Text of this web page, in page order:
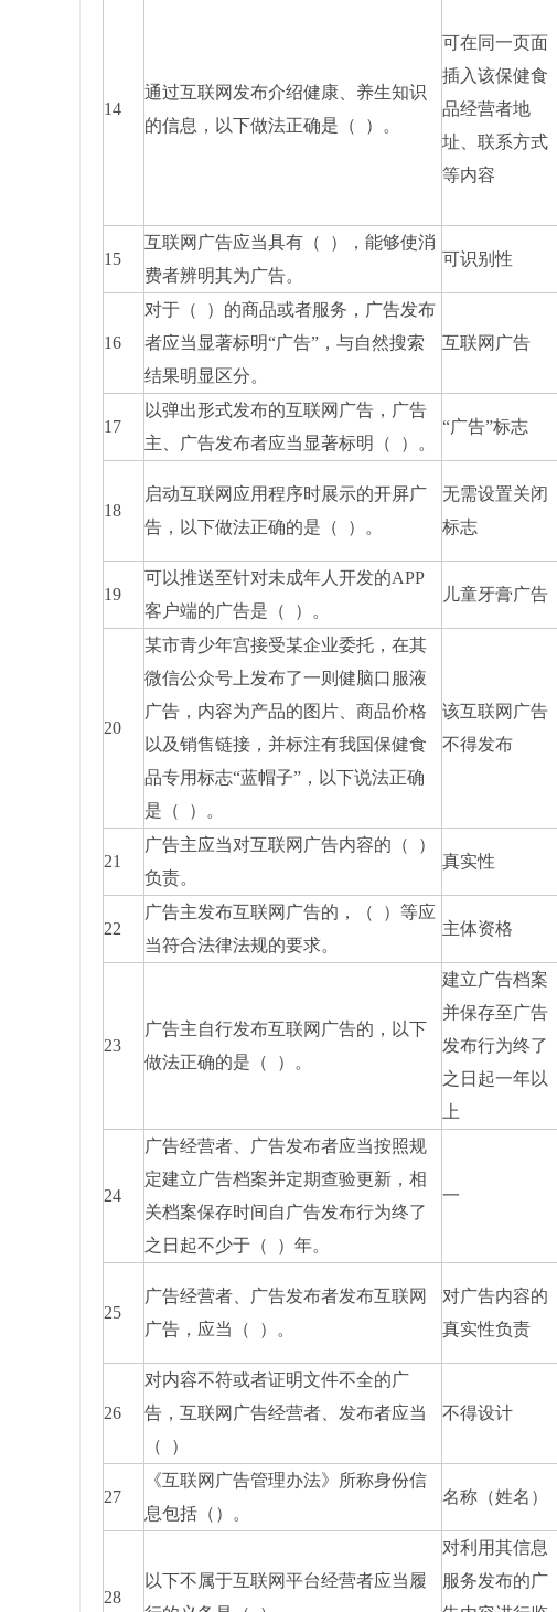
14
通过互联网发布介绍健康、养生知识
的信息，以下做法正确是（ ）。
可在同一页面
插入该保健食
品经营者地
址、联系方式
等内容
15
互联网广告应当具有（ ），能够使消
费者辨明其为广告。
可识别性
16
对于（ ）的商品或者服务，广告发布
者应当显著标明“广告”，与自然搜索
结果明显区分。
互联网广告
17
以弹出形式发布的互联网广告，广告
主、广告发布者应当显著标明（ ）。
“广告”标志
18
启动互联网应用程序时展示的开屏广
告，以下做法正确的是（ ）。
无需设置关闭
标志
19
可以推送至针对未成年人开发的APP
客户端的广告是（ ）。
儿童牙膏广告
20
某市青少年宫接受某企业委托，在其
微信公众号上发布了一则健脑口服液
广告，内容为产品的图片、商品价格
以及销售链接，并标注有我国保健食
品专用标志“蓝帽子”，以下说法正确
是（ ）。
该互联网广告
不得发布
21
广告主应当对互联网广告内容的（ ）
负责。
真实性
22
广告主发布互联网广告的，（ ）等应
当符合法律法规的要求。
主体资格
23
广告主自行发布互联网广告的，以下
做法正确的是（ ）。
建立广告档案
并保存至广告
发布行为终了
之日起一年以
上
24
广告经营者、广告发布者应当按照规
定建立广告档案并定期查验更新，相
关档案保存时间自广告发布行为终了
之日起不少于（ ）年。
一
25
广告经营者、广告发布者发布互联网
广告，应当（ ）。
对广告内容的
真实性负责
26
对内容不符或者证明文件不全的广
告，互联网广告经营者、发布者应当
（ ）
不得设计
27
《互联网广告管理办法》所称身份信
息包括（）。
名称（姓名）
28
以下不属于互联网平台经营者应当履
对利用其信息
服务发布的广